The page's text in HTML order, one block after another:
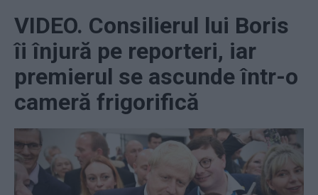
VIDEO. Consilierul lui Boris
îi înjură pe reporteri, iar
premierul se ascunde într-o
cameră frigorifică